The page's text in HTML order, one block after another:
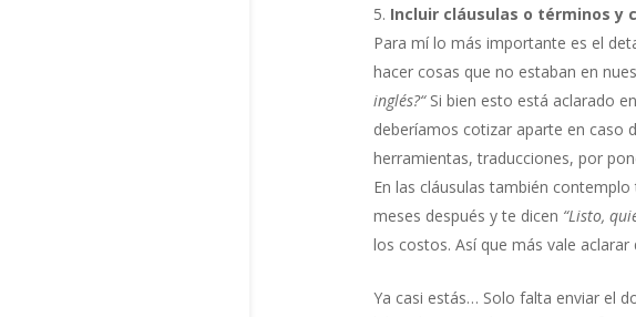
Incluir cláusulas o términos y
Para mí lo más importante es el
hacer cosas que no estaban en
inglés?“Si bien esto está aclarado
deberíamos cotizar aparte en caso
herramientas, traducciones, por
En las cláusulas también
meses después y te dicen “Listo,
los costos. Así que más vale
Ya casi estás… Solo falta enviar el